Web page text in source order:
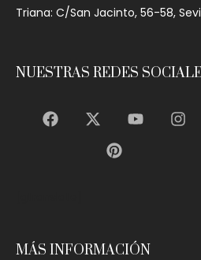
Triana: C/San Jacinto, 56-58,
NUESTRAS REDES
MÁS INFORMACIÓN